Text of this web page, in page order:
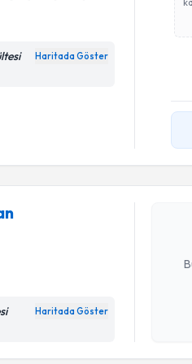
Haritada Göster
Haritada Göster